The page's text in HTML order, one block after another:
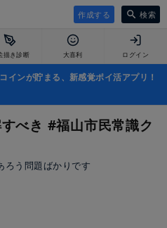
作成する 検索
描き診断 大喜利 ログイン
インが貯まる、新感覚ポイ活アプリ！
べき #福山市民常識ク
ろう問題ばかりです